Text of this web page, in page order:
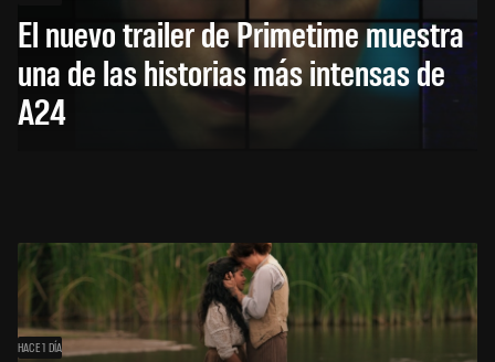
El nuevo trailer de Primetime muestra
una de las historias más intensas de
A24
HACE 1 DÍA